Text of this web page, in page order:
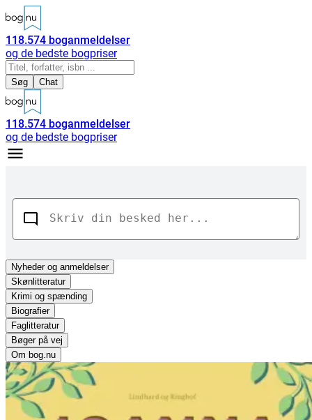
118.574 boganmeldelser
og de bedste bogpriser
Søg Chat
118.574 boganmeldelser
og de bedste bogpriser
Nyhederog anmeldelser
Skønlitteratur
Krimi og spænding
Biografier
Faglitteratur
Bøger på vej
Om bog.nu